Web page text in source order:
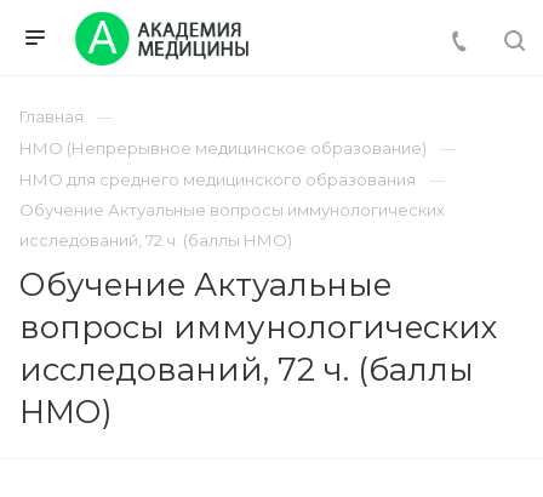
Главная
НМО (Непрерывное медицинское образование)
НМО для среднего медицинского образования
Обучение Актуальные вопросы иммунологических
исследований, 72 ч. (баллы НМО)
Обучение Актуальные
вопросы иммунологических
исследований, 72 ч. (баллы
НМО)